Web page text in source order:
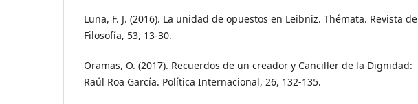
Luna, F. J. (2016). La unidad de opuestos en Leibniz. Thémata. Revista de
Filosofía, 53, 13-30.
Oramas, O. (2017). Recuerdos de un creador y Canciller de la Dignidad:
Raúl Roa García. Política Internacional, 26, 132-135.